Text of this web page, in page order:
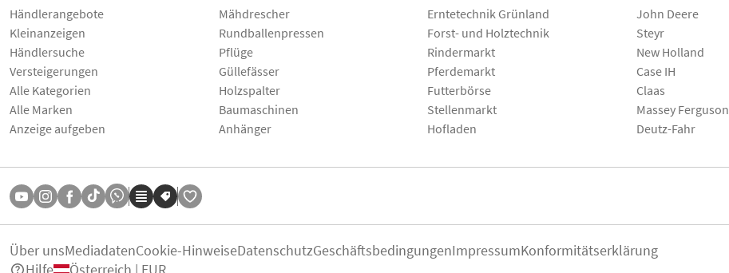
Händlerangebote
Kleinanzeigen
Händlersuche
Versteigerungen
Alle Kategorien
Alle Marken
Anzeige aufgeben
Mähdrescher
Rundballenpressen
Pflüge
Güllefässer
Holzspalter
Baumaschinen
Anhänger
Erntetechnik Grünland
Forst- und Holztechnik
Rindermarkt
Pferdemarkt
Futterbörse
Stellenmarkt
Hofladen
John Deere
Steyr
New Holland
Case IH
Claas
Massey Ferguson
Deutz-Fahr
Über unsMediadatenCookie-HinweiseDatenschutzGeschäftsbedingungenImpressumKonformitätserklärung